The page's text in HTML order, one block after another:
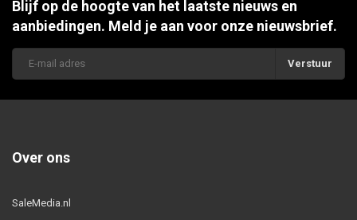
Blijf op de hoogte van het laatste nieuws en
aanbiedingen. Meld je aan voor onze nieuwsbrief.
Verstuur
Over ons
SaleMedia.nl